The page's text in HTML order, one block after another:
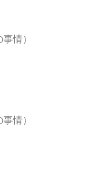
情）
情）